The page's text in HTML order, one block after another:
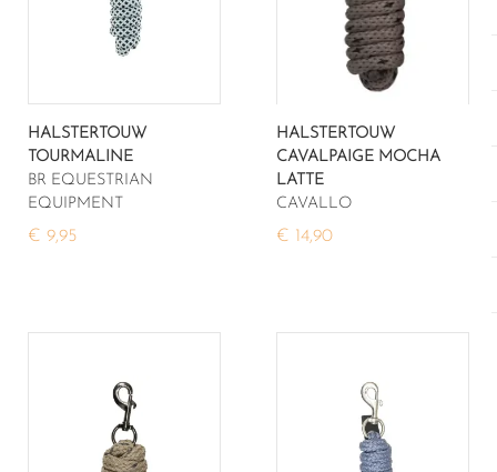
HALSTERTOUW
TOURMALINE
BR EQUESTRIAN
EQUIPMENT
€ 9,95
HALSTERTOUW
CAVALPAIGE MOCHA
LATTE
CAVALLO
€ 14,90